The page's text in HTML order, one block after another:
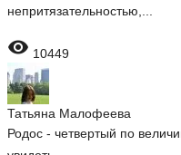
непритязательностью,...
 10449
Татьяна Малофеева
Родос - четвертый по